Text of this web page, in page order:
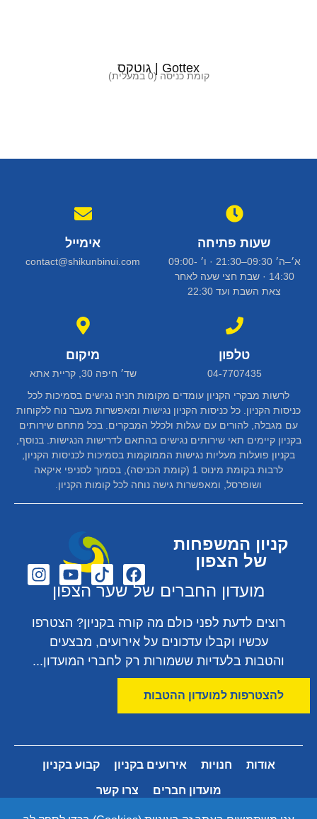
Gottex | גוטקס
קומת כניסה (0 במעלית)
שעות פתיחה
א׳–ה׳ 09:30–21:30 · ו׳ 09:00-
14:30 · שבת חצי שעה לאחר
צאת השבת ועד 22:30
אימייל
contact@shikunbinui.com
טלפון
04-7707435
מיקום
שד׳ חיפה 30, קריית אתא
לרשות מבקרי הקניון עומדים מקומות חניה נגישים בסמיכות לכל
כניסות הקניון. כל כניסות הקניון נגישות ומאפשרות מעבר נוח ללקוחות
עם מגבלה, להורים עם עגלות ולכלל המבקרים. בכל מתחם שירותים
בקניון קיימים תאי שירותים נגישים בהתאם לדרישות הנגישות. בנוסף,
בקניון פועלות מעליות נגישות הממוקמות בסמיכות לכניסות הקניון,
לרבות בקומת מינוס 1 (קומת הכניסה), בסמוך לסניפי איקאה
ושופרסל, ומאפשרות גישה נוחה לכל קומות הקניון.
קניון המשפחות
של הצפון
מועדון החברים של שער הצפון
רוצים לדעת לפני כולם מה קורה בקניון? הצטרפו
עכשיו וקבלו עדכונים על אירועים, מבצעים
והטבות בלעדיות ששמורות רק לחברי המועדון...
להצטרפות למועדון ההטבות
אודות חנויות אירועים בקניון קבוע בקניון
מועדון חברים צרו קשר